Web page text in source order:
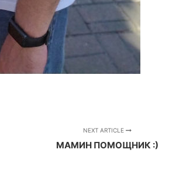
NEXT ARTICLE
МАМИН ПОМОЩНИК :)